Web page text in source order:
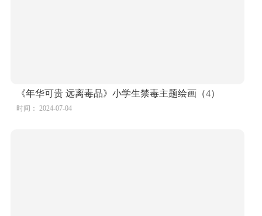
《年华可贵 远离毒品》小学生禁毒主题绘画（4）
时间： 2024-07-04